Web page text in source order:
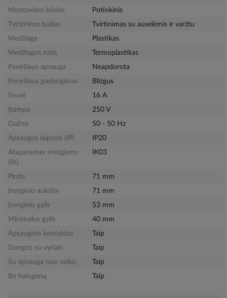
Montavimo būdas
Potinkinis
Tvirtinimo būdas
Tvirtinimas su auselėmis ir varžtu
Medžiaga
Plastikas
Medžiagos rūšis
Termoplastikas
Paviršiaus apsauga
Neapdorota
Paviršiaus padengimas
Blizgus
Srovė
16 A
Įtampa
250 V
Dažnis
50 - 50 Hz
Apsaugos laipsnis (IP)
IP20
Atsparumas smūgiams
(IK)
IK03
Plotis
71 mm
Įrenginio aukštis
71 mm
Įrenginio gylis
53 mm
Minimalus gylis
40 mm
Apsauginis kontaktas
Taip
Dangtis su vyriais
Taip
Su apsauga nuo vaikų
Taip
Be halogenų
Taip